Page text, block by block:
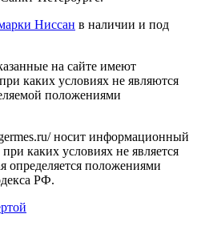
Ниссан в наличии и под
на сайте имеют
каких условиях не являются
положениями
носит информационный
каких условиях не является
определяется положениями
РФ.